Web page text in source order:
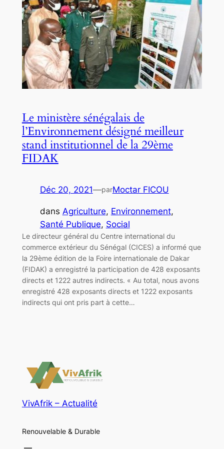
Le ministère sénégalais de
l’Environnement désigné meilleur
stand institutionnel de la 29ème
FIDAK
Déc 20, 2021—parMoctar FICOU
dans Agriculture, Environnement
Santé Publique, Social
Le directeur général du Centre international du
commerce extérieur du Sénégal (CICES) a informé que
la 29ème édition de la Foire internationale de Dakar
(FIDAK) a enregistré la participation de 428 exposants
directs et 1222 autres indirects. « Au total, nous avons
enregistré 428 exposants directs et 1222 exposants
indirects qui ont pris part à cette…
VivAfrik – Actualité
Renouvelable & Durable